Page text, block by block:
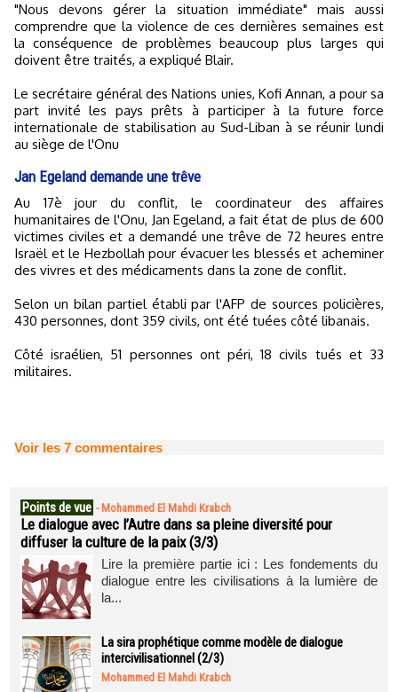
"Nous devons gérer la situation immédiate" mais aussi
comprendre que la violence de ces dernières semaines est
la conséquence de problèmes beaucoup plus larges qui
doivent être traités, a expliqué Blair.
Le secrétaire général des Nations unies, Kofi Annan, a pour sa
part invité les pays prêts à participer à la future force
internationale de stabilisation au Sud-Liban à se réunir lundi
au siège de l'Onu
Jan Egeland demande une trêve
Au 17è jour du conflit, le coordinateur des affaires
humanitaires de l'Onu, Jan Egeland, a fait état de plus de 600
victimes civiles et a demandé une trêve de 72 heures entre
Israël et le Hezbollah pour évacuer les blessés et acheminer
des vivres et des médicaments dans la zone de conflit.
Selon un bilan partiel établi par l'AFP de sources policières,
430 personnes, dont 359 civils, ont été tuées côté libanais.
Côté israélien, 51 personnes ont péri, 18 civils tués et 33
militaires.
Voir les 7 commentaires
Points de vue - Mohammed El Mahdi Krabch
Le dialogue avec l’Autre dans sa pleine diversité pour
diffuser la culture de la paix (3/3)
Lire la première partie ici : Les fondements du
dialogue entre les civilisations à la lumière de
la...
La sira prophétique comme modèle de dialogue
intercivilisationnel (2/3)
Mohammed El Mahdi Krabch